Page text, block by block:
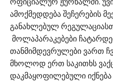
ამოქმედდება შეჩერების
განახლებულ
მოლაპარაკებები
თანმიმდევრულები ვართ
მხოლოდ ერთ საკითხს
დაკმაყოფილებული იქნება